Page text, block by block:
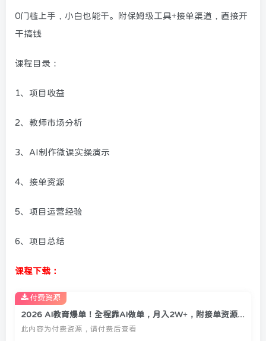
0门槛上手，小白也能干。附保姆级工具+接单渠道，直接开
干搞钱
课程目录：
1、项目收益
2、教师市场分析
3、AI制作微课实操演示
4、接单资源
5、项目运营经验
6、项目总结
课程下载：
此内容为付费资源，请付费后查看
付费资源